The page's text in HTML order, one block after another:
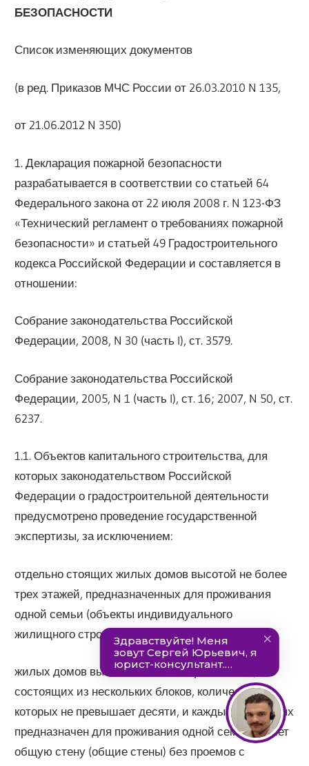
БЕЗОПАСНОСТИ
Список изменяющих документов
(в ред. Приказов МЧС России от 26.03.2010 N 135,
от 21.06.2012 N 350)
1. Декларация пожарной безопасности
разрабатывается в соответствии со статьей 64
Федерального закона от 22 июля 2008 г. N 123-ФЗ
«Технический регламент о требованиях пожарной
безопасности» и статьей 49 Градостроительного
кодекса Российской Федерации и составляется в
отношении:
Собрание законодательства Российской
Федерации, 2008, N 30 (часть I), ст. 3579.
Собрание законодательства Российской
Федерации, 2005, N 1 (часть I), ст. 16; 2007, N 50, ст.
6237.
1.1. Объектов капитального строительства, для
которых законодательством Российской
Федерации о градостроительной деятельности
предусмотрено проведение государственной
экспертизы, за исключением:
отдельно стоящих жилых домов высотой не более
трех этажей, предназначенных для проживания
одной семьи (объекты индивидуального
жилищного строительства);
жилых домов высотой не более трех этажей,
состоящих из нескольких блоков, количество
которых не превышает десяти, и каждый из которых
предназначен для проживания одной семьи, имеет
общую стену (общие стены) без проемов с